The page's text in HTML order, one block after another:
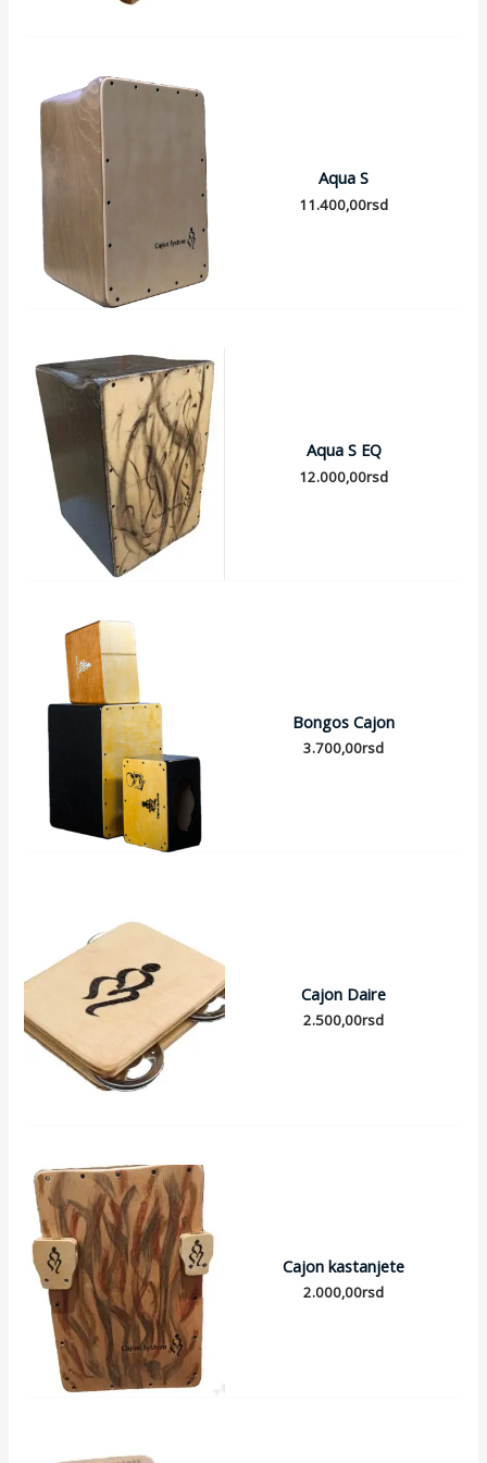
Aqua S
11.400,00rsd
Aqua S EQ
12.000,00rsd
Bongos Cajon
3.700,00rsd
Cajon Daire
2.500,00rsd
Cajon kastanjete
2.000,00rsd